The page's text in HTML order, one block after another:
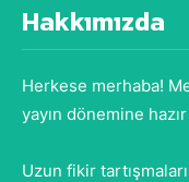
Hakkımızda
Herkese merhaba!
yayın dönemine hazır
Uzun fikir